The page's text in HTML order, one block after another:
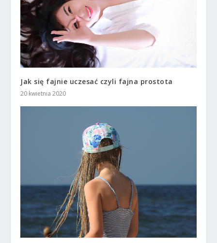
Jak się fajnie uczesać czyli fajna prostota
20 kwietnia 2020